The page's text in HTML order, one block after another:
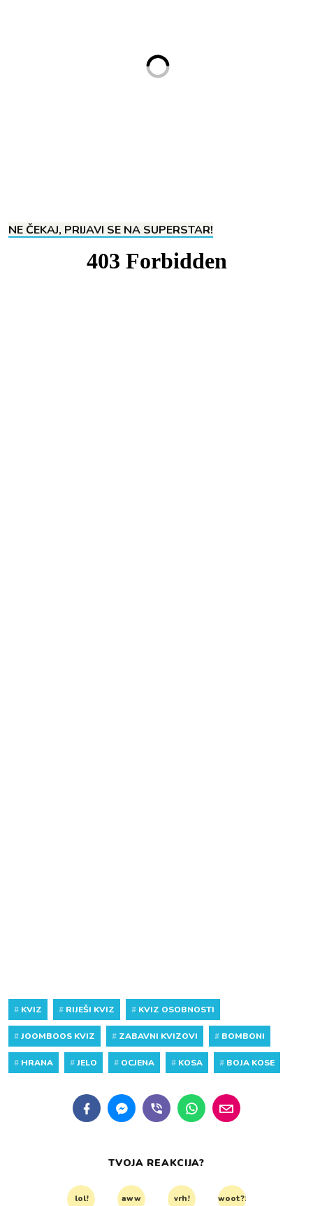
NE ČEKAJ, PRIJAVI SE NA SUPERSTAR!
# KVIZ # RIJEŠI KVIZ # KVIZ OSOBNOSTI
#JOOMBOOS KVIZ # ZABAVNI KVIZOVI # BOMBONI
# HRANA #JELO # OCJENA # KOSA # BOJA KOSE
TVOJA REAKCIJA?
lol! aww vrh! woot?!